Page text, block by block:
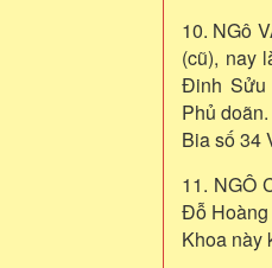
10. NGô
(cũ), nay
Đinh Sửu
Phủ doãn.
Bia số 34
11. NGÔ
Đỗ Hoàng
Khoa này